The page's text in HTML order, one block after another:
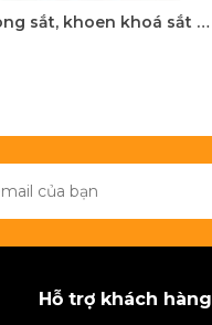
5-100 còng sắt, khoen khoá sắt mix màu 20mm, 25mm, 28mm
Hỗ trợ khách hàng